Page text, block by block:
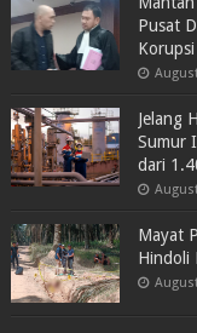
Pusat
Jelang
Sumur
dari
Mayat
Hindoli